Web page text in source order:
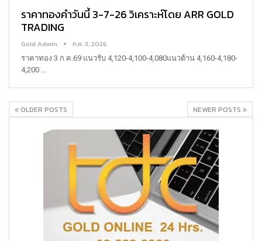
ราคาทองคำวันนี้ 3-7-26 วิเคราะห์โดย ARR GOLD
TRADING
Gold Admin ก.ค. 3, 2026
ราคาทอง 3 ก.ค.69 แนวรับ 4,120-4,100-4,080แนวต้าน 4,160-4,180-
4,200
OLDER POSTS NEWER POSTS